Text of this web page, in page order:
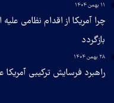
۱۱ بهمن ۱۴۰۴
چرا آمریکا از اقدام نظامی
بازگردد
۲۸ بهمن ۱۴۰۴
راهبرد فرسایش ترکیبی